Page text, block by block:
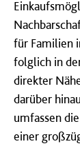
für Familien
folglich in
direkter
darüber
umfassen
einer